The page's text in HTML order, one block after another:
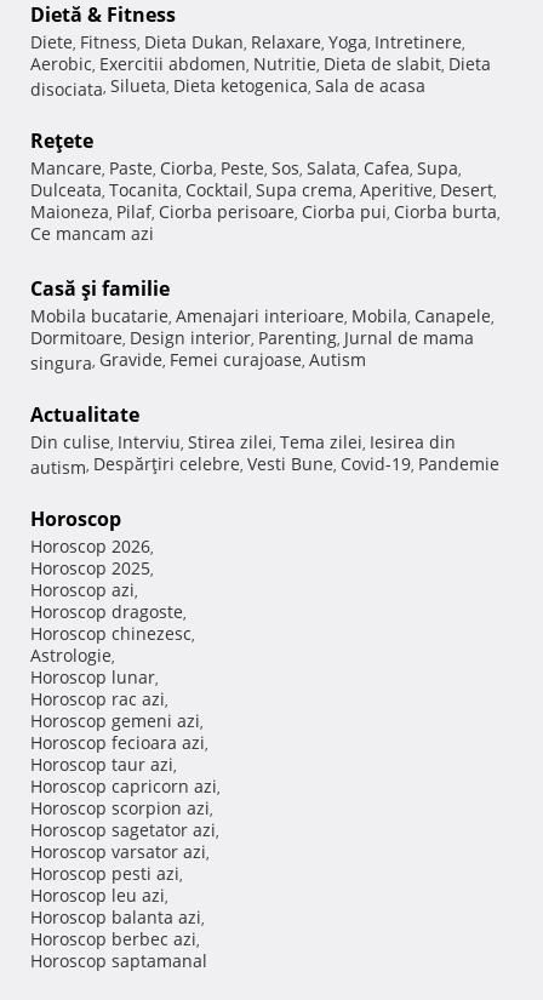
Dietă & Fitness
Diete, Fitness, Dieta Dukan, Relaxare, Yoga, Intretinere,
Aerobic, Exercitii abdomen, Nutritie, Dieta de slabit, Dieta
disociata, Silueta, Dieta ketogenica, Sala de acasa
Reţete
Mancare, Paste, Ciorba, Peste, Sos, Salata, Cafea, Supa,
Dulceata, Tocanita, Cocktail, Supa crema, Aperitive, Desert,
Maioneza, Pilaf, Ciorba perisoare, Ciorba pui, Ciorba burta,
Ce mancam azi
Casă şi familie
Mobila bucatarie, Amenajari interioare, Mobila, Canapele,
Dormitoare, Design interior, Parenting, Jurnal de mama
singura, Gravide, Femei curajoase, Autism
Actualitate
Din culise, Interviu, Stirea zilei, Tema zilei, Iesirea din
autism, Despărţiri celebre, Vesti Bune, Covid-19, Pandemie
Horoscop
Horoscop 2026,
Horoscop 2025,
Horoscop azi,
Horoscop dragoste,
Horoscop chinezesc,
Astrologie,
Horoscop lunar,
Horoscop rac azi,
Horoscop gemeni azi,
Horoscop fecioara azi,
Horoscop taur azi,
Horoscop capricorn azi,
Horoscop scorpion azi,
Horoscop sagetator azi,
Horoscop varsator azi,
Horoscop pesti azi,
Horoscop leu azi,
Horoscop balanta azi,
Horoscop berbec azi,
Horoscop saptamanal